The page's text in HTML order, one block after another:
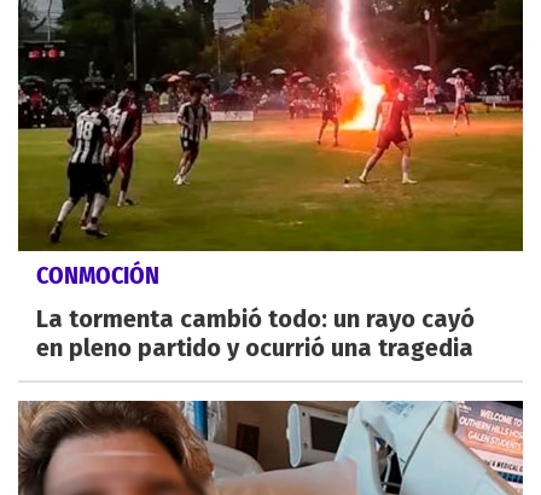
CONMOCIÓN
La tormenta cambió todo: un rayo cayó
en pleno partido y ocurrió una tragedia